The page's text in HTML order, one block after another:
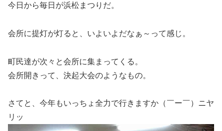
今日から毎日が浜松まつりだ。
会所に提灯が灯ると、いよいよだなぁ～って感じ。
町民達が次々と会所に集まってくる。
会所開きって、決起大会のようなもの。
さてと、今年もいっちょ全力で行きますか（￣ー￣）ニヤ
リッ